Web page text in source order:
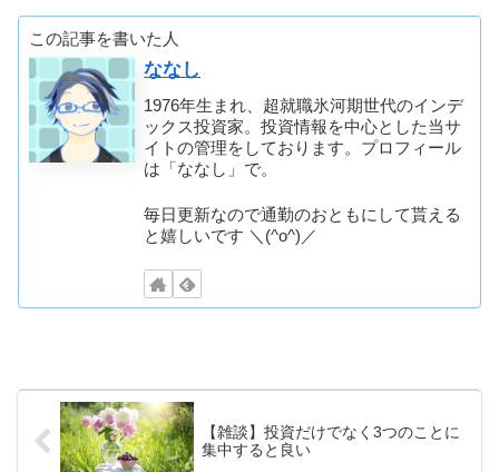
この記事を書いた人
ななし
1976年生まれ、超就職氷河期世代のインデ
ックス投資家。投資情報を中心とした当サ
イトの管理をしております。プロフィール
は「ななし」で。
毎日更新なので通勤のおともにして貰える
と嬉しいです ＼(^o^)／
【雑談】投資だけでなく3つのことに
集中すると良い